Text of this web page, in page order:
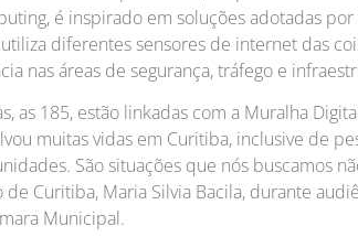
é inspirado em soluções adotadas
diferentes sensores de internet das
nas áreas de segurança, tráfego e
as 185, estão linkadas com a Muralha
muitas vidas em Curitiba, inclusive de
São situações que nós buscamos
de Curitiba, Maria Silvia Bacila, durante
Municipal.